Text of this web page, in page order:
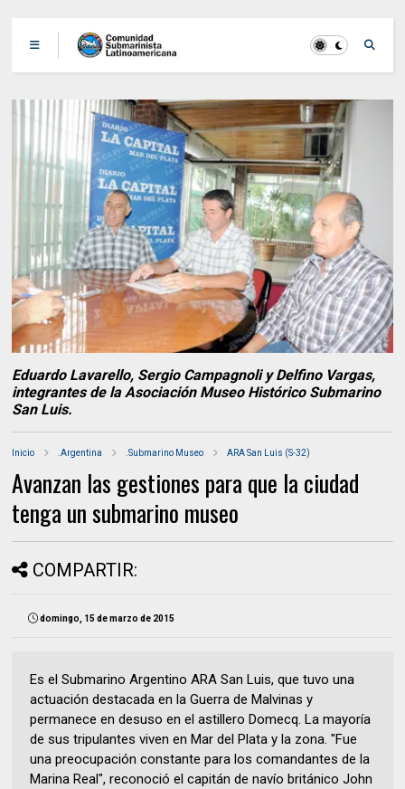
Eduardo Lavarello, Sergio Campagnoli y Delfino Vargas,
integrantes de la Asociación Museo Histórico Submarino
San Luis.
Inicio .Argentina .Submarino Museo ARA San Luis (S-32)
Avanzan las gestiones para que la ciudad
tenga un submarino museo
COMPARTIR:
domingo, 15 de marzo de 2015
Es el Submarino Argentino ARA San Luis, que tuvo una
actuación destacada en la Guerra de Malvinas y
permanece en desuso en el astillero Domecq. La mayoría
de sus tripulantes viven en Mar del Plata y la zona. "Fue
una preocupación constante para los comandantes de la
Marina Real", reconoció el capitán de navío británico John